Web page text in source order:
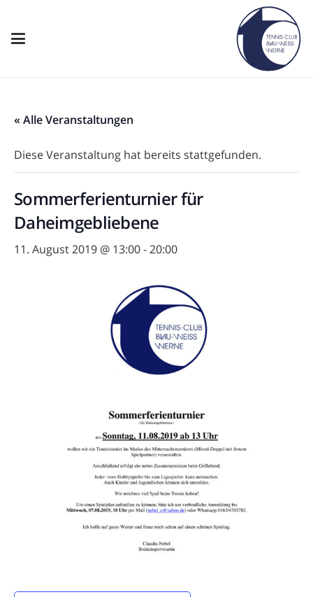
« Alle Veranstaltungen
Diese Veranstaltung hat bereits stattgefunden.
Sommerferienturnier für
Daheimgebliebene
11. August 2019 @ 13:00-20:00